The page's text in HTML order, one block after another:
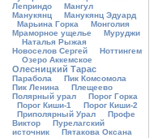
Леприндо
Мангул
Манукянц
Манукянц Эдуард
Марьина Горка
Монголия
Мраморное ущелье
Муруджи
Наталья Рыжая
Новоселов Сергей
Ноттингем
Озеро Аккемское
Олесницкий Тарас
Парабола
Пик Комсомола
Пик Ленина
Плещеево
Полярный урал
Порог Горка
Порог Киши-1
Порог Киши-2
Приполярный Урал
Профе
Виктор
Пурелагский
источник
Пятакова Оксана